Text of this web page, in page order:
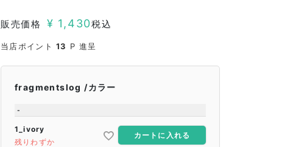
販売価格 ¥ 1,430税込
当店ポイント 13 P 進呈
fragmentslog カラー
-
1_ivory
残りわずか
カートに入れる